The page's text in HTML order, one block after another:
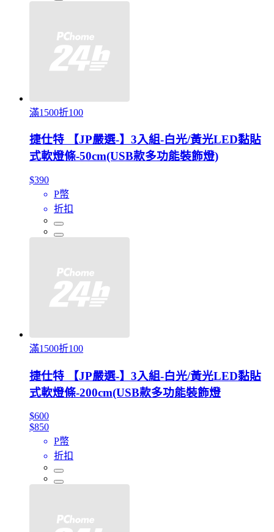
滿1500折100
捷仕特 【JP嚴選-】3入組-白光/黃光LED黏貼
式軟燈條-50cm(USB款多功能裝飾燈)
$390
P幣
折扣
滿1500折100
捷仕特 【JP嚴選-】3入組-白光/黃光LED黏貼
式軟燈條-200cm(USB款多功能裝飾燈
$600
$850
P幣
折扣